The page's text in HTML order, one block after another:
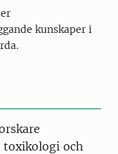
kunskaper i
toxikologi och